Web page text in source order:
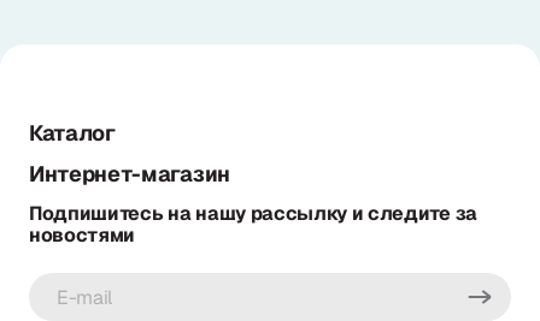
Каталог
Интернет-магазин
Подпишитесь на нашу рассылку и следите за
новостями